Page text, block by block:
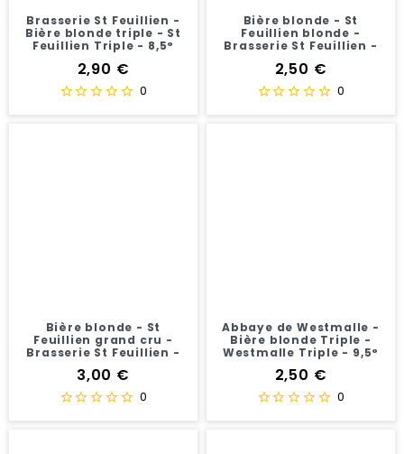
Brasserie St Feuillien -
Bière blonde triple - St
Feuillien Triple - 8,5°
Prix
2,90 €
0
Bière blonde - St
Feuillien blonde -
Brasserie St Feuillien -
Prix
2,50 €
0
Bière blonde - St
Feuillien grand cru -
Brasserie St Feuillien -
Prix
3,00 €
0
Abbaye de Westmalle -
Bière blonde Triple -
Westmalle Triple - 9,5°
Prix
2,50 €
0